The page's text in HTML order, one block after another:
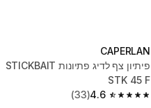
CAPERLAN
פיתיון צף לדיג פתיונות STICKBAIT
STK 45 F
4.6
4.6 out of 5 stars from 33 reviews
(33)